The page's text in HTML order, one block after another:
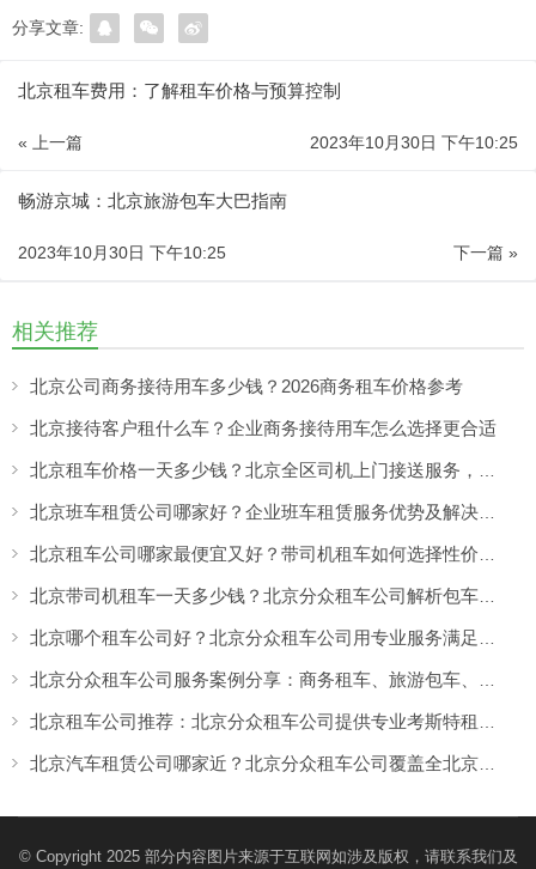
分享文章:
北京租车费用：了解租车价格与预算控制
« 上一篇 2023年10月30日 下午10:25
畅游京城：北京旅游包车大巴指南
下一篇 »
2023年10月30日 下午10:25
相关推荐
北京公司商务接待用车多少钱？2026商务租车价格参考
北京接待客户租什么车？企业商务接待用车怎么选择更合适
北京租车价格一天多少钱？北京全区司机上门接送服务，让出行更方便
北京班车租赁公司哪家好？企业班车租赁服务优势及解决方案
北京租车公司哪家最便宜又好？带司机租车如何选择性价比高的服务
北京带司机租车一天多少钱？北京分众租车公司解析包车价格与服务优势
北京哪个租车公司好？北京分众租车公司用专业服务满足商务、旅游多场景出行需求
北京分众租车公司服务案例分享：商务租车、旅游包车、考斯特、中巴车及企业长期用车解决方案
北京租车公司推荐：北京分众租车公司提供专业考斯特租赁服务
北京汽车租赁公司哪家近？北京分众租车公司覆盖全北京，提供就近上门租车服务
© Copyright 2025 部分内容图片来源于互联网如涉及版权，请联系我们及